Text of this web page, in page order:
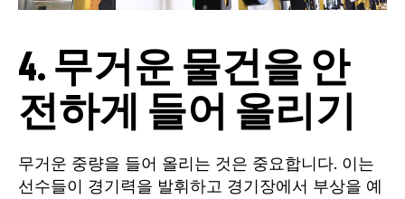
4. 무거운 물건을 안
전하게 들어 올리기
무거운 중량을 들어 올리는 것은 중요합니다. 이는
선수들이 경기력을 발휘하고 경기장에서 부상을 예